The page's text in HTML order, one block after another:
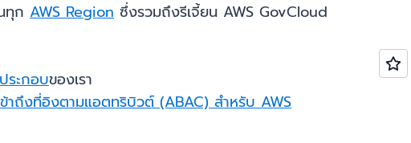
ทุก AWS Region ซึ่งรวมถึงรีเจี้ยน AWS GovCloud
ระกอบของเรา
าถึงที่อิงตามแอตทริบิวต์ (ABAC) สำหรับ AWS